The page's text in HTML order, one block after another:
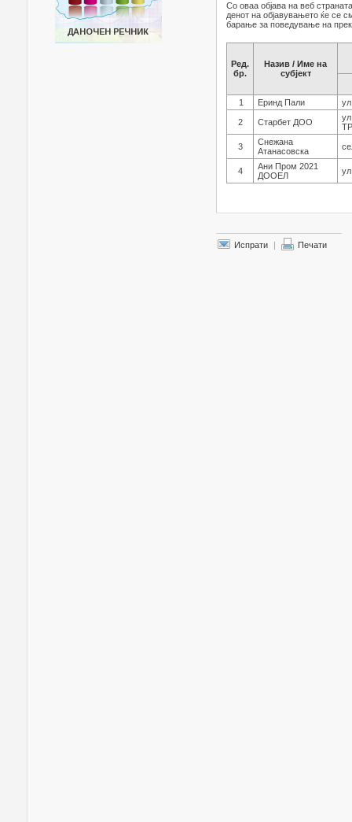
Со оваа објава на веб
денот на објавувањето ќе се
барање за поведување на
Ред.
бр.
Назив / Име на
субјект
1 Еринд Пали
2 Старбет ДОО
3
Снежана
Атанасовска
4
Ани Пром 2021
ДООЕЛ
Испрати | Печати